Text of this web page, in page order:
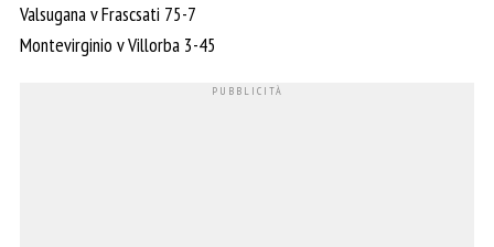
Valsugana v Frascsati 75-7
Montevirginio v Villorba 3-45